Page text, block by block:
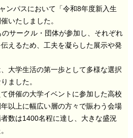
ンパスにおいて「令和8年度新入生
いたしました。
サークル・団体が参加し、それぞれ
えるため、工夫を凝らした展示や発
大学生活の第一歩として多様な選択
ました。
併催の大学イベントに参加した高校
以上に幅広い層の方々で賑わう会場
数は1400名程に達し、大きな盛況